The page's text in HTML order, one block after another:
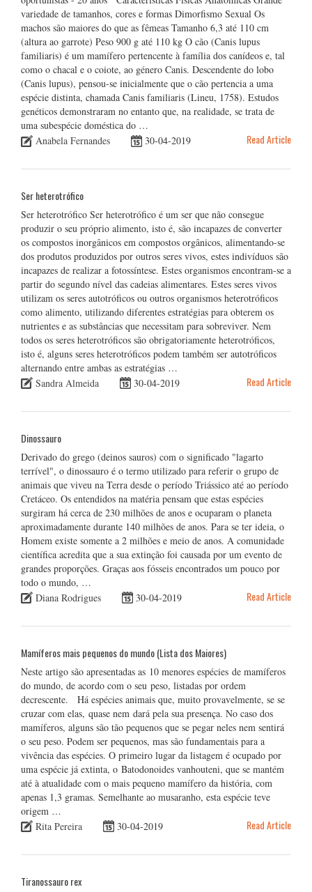
variedade de tamanhos, cores e formas Dimorfismo Sexual Os
machos são maiores do que as fêmeas Tamanho 6,3 até 110 cm
(altura ao garrote) Peso 900 g até 110 kg O cão (Canis lupus
familiaris) é um mamífero pertencente à família dos canídeos e, tal
como o chacal e o coiote, ao género Canis. Descendente do lobo
(Canis lupus), pensou-se inicialmente que o cão pertencia a uma
espécie distinta, chamada Canis familiaris (Lineu, 1758). Estudos
genéticos demonstraram no entanto que, na realidade, se trata de
uma subespécie doméstica do …
Anabela Fernandes
30-04-2019 Read Article
Ser heterotrófico
Ser heterotrófico Ser heterotrófico é um ser que não consegue
produzir o seu próprio alimento, isto é, são incapazes de converter
os compostos inorgânicos em compostos orgânicos, alimentando-se
dos produtos produzidos por outros seres vivos, estes indivíduos são
incapazes de realizar a fotossíntese. Estes organismos encontram-se a
partir do segundo nível das cadeias alimentares. Estes seres vivos
utilizam os seres autotróficos ou outros organismos heterotróficos
como alimento, utilizando diferentes estratégias para obterem os
nutrientes e as substâncias que necessitam para sobreviver. Nem
todos os seres heterotróficos são obrigatoriamente heterotróficos,
isto é, alguns seres heterotróficos podem também ser autotróficos
alternando entre ambas as estratégias …
Sandra Almeida
30-04-2019 Read Article
Dinossauro
Derivado do grego (deinos sauros) com o significado "lagarto
terrível", o dinossauro é o termo utilizado para referir o grupo de
animais que viveu na Terra desde o período Triássico até ao período
Cretáceo. Os entendidos na matéria pensam que estas espécies
surgiram há cerca de 230 milhões de anos e ocuparam o planeta
aproximadamente durante 140 milhões de anos. Para se ter ideia, o
Homem existe somente a 2 milhões e meio de anos. A comunidade
científica acredita que a sua extinção foi causada por um evento de
grandes proporções. Graças aos fósseis encontrados um pouco por
todo o mundo, …
Diana Rodrigues
30-04-2019 Read Article
Mamíferos mais pequenos do mundo (Lista dos Maiores)
Neste artigo são apresentadas as 10 menores espécies de mamíferos
do mundo, de acordo com o seu peso, listadas por ordem
decrescente. Há espécies animais que, muito provavelmente, se se
cruzar com elas, quase nem dará pela sua presença. No caso dos
mamíferos, alguns são tão pequenos que se pegar neles nem sentirá
o seu peso. Podem ser pequenos, mas são fundamentais para a
vivência das espécies. O primeiro lugar da listagem é ocupado por
uma espécie já extinta, o Batodonoides vanhouteni, que se mantém
até à atualidade com o mais pequeno mamífero da história, com
apenas 1,3 gramas. Semelhante ao musaranho, esta espécie teve
origem …
Rita Pereira
30-04-2019 Read Article
Tiranossauro rex